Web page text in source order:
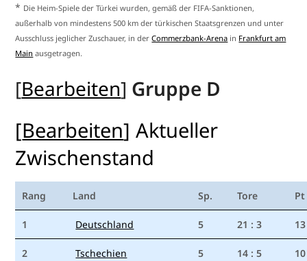
* Die Heim-Spiele der Türkei wurden, gemäß der FIFA-Sanktionen,
außerhalb von mindestens 500 km der türkischen Staatsgrenzen und unter
Ausschluss jeglicher Zuschauer, in derCommerzbank-Arena in Frankfurt am
Main ausgetragen.
[Bearbeiten] Gruppe D
[Bearbeiten] Aktueller
Zwischenstand
Rang Land Sp. Tore Pt
1 Deutschland 5 21 : 3 13
2 Tschechien 5 14 : 5 10